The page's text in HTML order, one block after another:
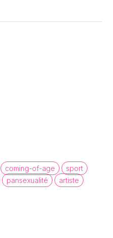
coming-of-age
sport
pansexualité
artiste